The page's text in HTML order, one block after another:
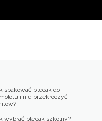
spakować plecak do
i nie przekroczyć
wybrać plecak szkolny?